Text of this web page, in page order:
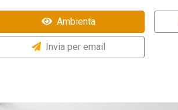
Ambienta
Invia per email